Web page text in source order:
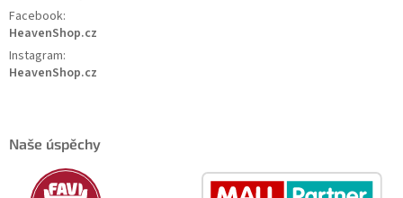
Facebook:
HeavenShop.cz
Instagram:
HeavenShop.cz
Naše úspěchy